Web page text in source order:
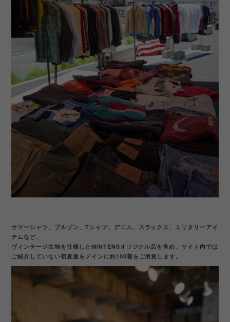
サマーシャツ、ブルゾン、Tシャツ、デニム、スラックス、ミリタリーアイ
テムなど、
ヴィンテージ生地を仕様したMINTENSオリジナル品を含め、サイト内では
ご紹介していない初夏服をメインに約100着をご用意します。